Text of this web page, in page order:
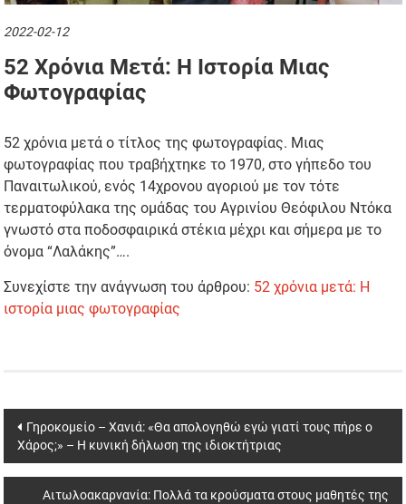
2022-02-12
52 Χρόνια Μετά: Η Ιστορία Μιας
Φωτογραφίας
52 χρόνια μετά ο τίτλος της φωτογραφίας. Μιας
φωτογραφίας που τραβήχτηκε το 1970, στο γήπεδο του
Παναιτωλικού, ενός 14χρονου αγοριού με τον τότε
τερματοφύλακα της ομάδας του Αγρινίου Θεόφιλου Ντόκα
γνωστό στα ποδοσφαιρικά στέκια μέχρι και σήμερα με το
όνομα “Λαλάκης”….
Συνεχίστε την ανάγνωση του άρθρου: 52 χρόνια μετά: Η
ιστορία μιας φωτογραφίας
Post
navigation
Γηροκομείο – Χανιά: «Θα απολογηθώ εγώ γιατί τους πήρε ο
Χάρος;» – Η κυνική δήλωση της ιδιοκτήτριας
Αιτωλοακαρνανία: Πολλά τα κρούσματα στους μαθητές της